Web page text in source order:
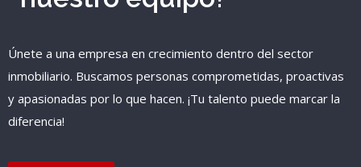
Únete a una empresa en crecimiento dentro del sector
inmobiliario. Buscamos personas comprometidas, proactivas
y apasionadas por lo que hacen. ¡Tu talento puede marcar la
diferencia!